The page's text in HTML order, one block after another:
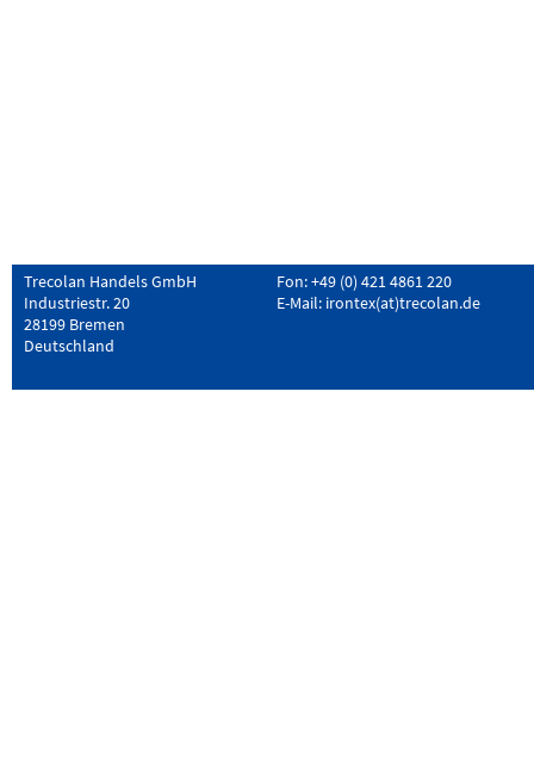
Trecolan Handels GmbH
Industriestr. 20
28199 Bremen
Deutschland
Fon: +49 (0) 421 4861 220
E-Mail: irontex(at)trecolan.de